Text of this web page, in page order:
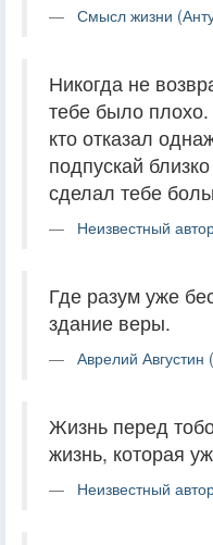
Смысл жизни
Никогда не
тебе было плохо.
кто отказал
подпускай
сделал тебе
Неизвестный
Где разум уже
здание веры.
Аврелий Августин
Жизнь перед
жизнь, которая
Неизвестный